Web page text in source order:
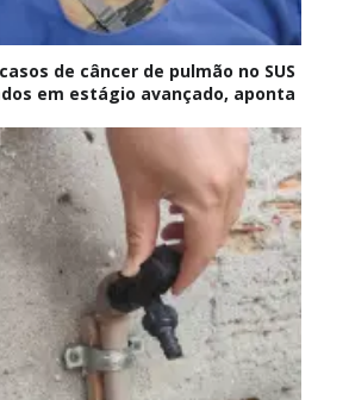
de câncer de pulmão no SUS
em estágio avançado, aponta